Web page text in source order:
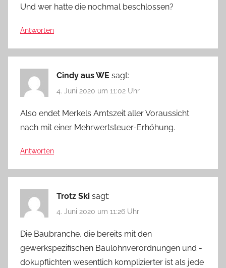
Und wer hatte die nochmal beschlossen?
Antworten
Cindy aus WE sagt:
4. Juni 2020 um 11:02 Uhr
Also endet Merkels Amtszeit aller Voraussicht
nach mit einer Mehrwertsteuer-Erhöhung.
Antworten
Trotz Ski sagt:
4. Juni 2020 um 11:26 Uhr
Die Baubranche, die bereits mit den
gewerkspezifischen Baulohnverordnungen und -
dokupflichten wesentlich komplizierter ist als jede